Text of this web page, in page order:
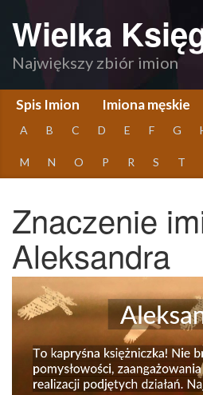
Wielka
Największy zbiór imion
Spis Imion Imiona męskie
A B C D E F G
M N O P R S T
Znaczenie
Aleksandra